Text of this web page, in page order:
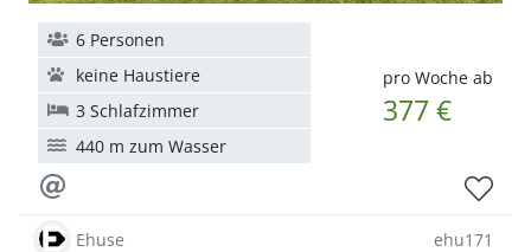
pro Woche ab
377 €
6 Personen
keine Haustiere
3 Schlafzimmer
440 m zum Wasser
Ehuse ehu171